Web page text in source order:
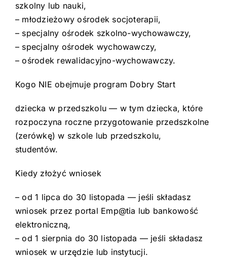
szkolny lub nauki,
– młodzieżowy ośrodek socjoterapii,
– specjalny ośrodek szkolno-wychowawczy,
– specjalny ośrodek wychowawczy,
– ośrodek rewalidacyjno-wychowawczy.
Kogo NIE obejmuje program Dobry Start
dziecka w przedszkolu — w tym dziecka, które
rozpoczyna roczne przygotowanie przedszkolne
(zerówkę) w szkole lub przedszkolu,
studentów.
Kiedy złożyć wniosek
– od 1 lipca do 30 listopada — jeśli składasz
wniosek przez portal Emp@tia lub bankowość
elektroniczną,
– od 1 sierpnia do 30 listopada — jeśli składasz
wniosek w urzędzie lub instytucji.